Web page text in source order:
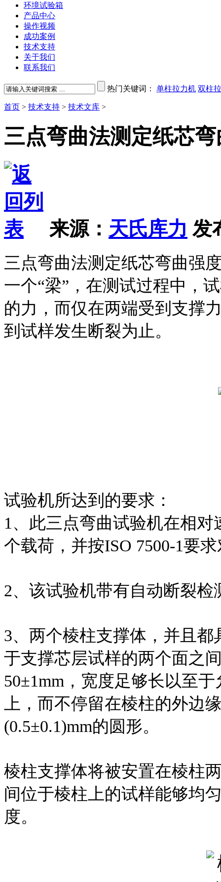
环境试验箱
产品中心
操作视频
成功案例
技术支持
关于我们
联系我们
热门关键词： 单柱拉力机 双柱
首页 > 技术支持 > 技术文库 >
三点弯曲法测定纸芯
来源： 天氏库力 发
三点弯曲法测定纸芯弯曲强
一个“梁”，在测试过程中，
的力，而仅在两端受到支撑
到试样发生断裂为止。
试验机所达到的要求：
1、此三点弯曲试验机在相对
个载荷，并按ISO 7500-1要
2、该试验机带有自动断裂检
3、两个棱柱支撑体，并且都
于支撑芯层试样的两个面之
50±1mm，宽度足够长以至
上，而不停留在棱柱的外边
(0.5±0.1)mm的圆形。
棱柱支撑体将被安置在棱柱
间位于棱柱上的试样能够均
度。